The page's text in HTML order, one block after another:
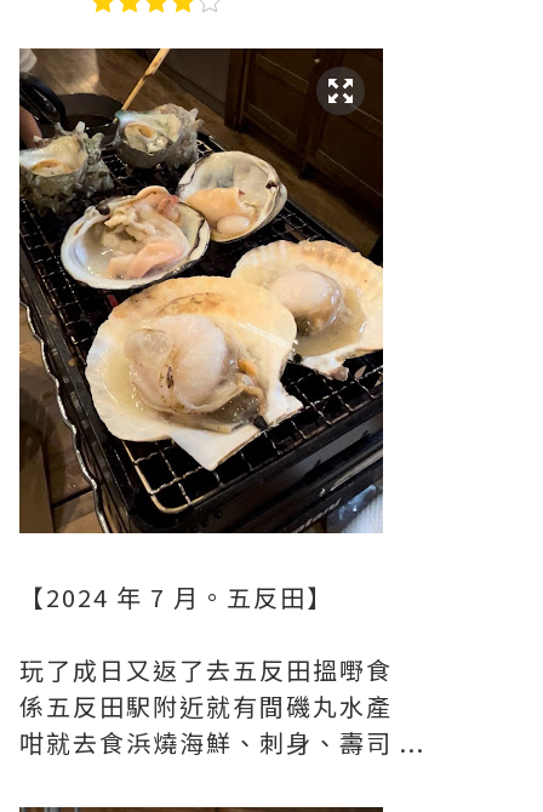
【2024 年 7 月。五反田】
玩了成日又返了去五反田搵嘢食
係五反田駅附近就有間磯丸水產
咁就去食浜燒海鮮、刺身、壽司 ...